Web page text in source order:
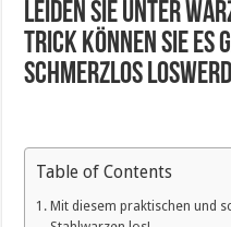
Leiden Sie unter
Trick können Sie es
schmerzlos
Table of Contents
Mit diesem praktischen und